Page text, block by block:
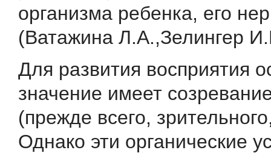
организма ребенка, его
(Ватажина Л.А.,Зелингер
Для развития восприятия
значение имеет
(прежде всего,
Однако эти органи­ческие